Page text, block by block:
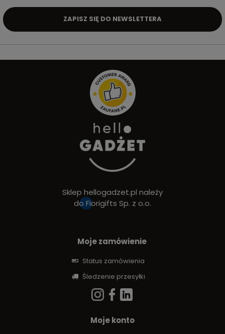
ZAPISZ SIĘ DO NEWSLETTERA
Sklep hellogadzet.pl należy
do Fiorigifts Sp. z o.o.
Moje zamówienie
Status zamówienia
Śledzenie przesyłki
Moje konto